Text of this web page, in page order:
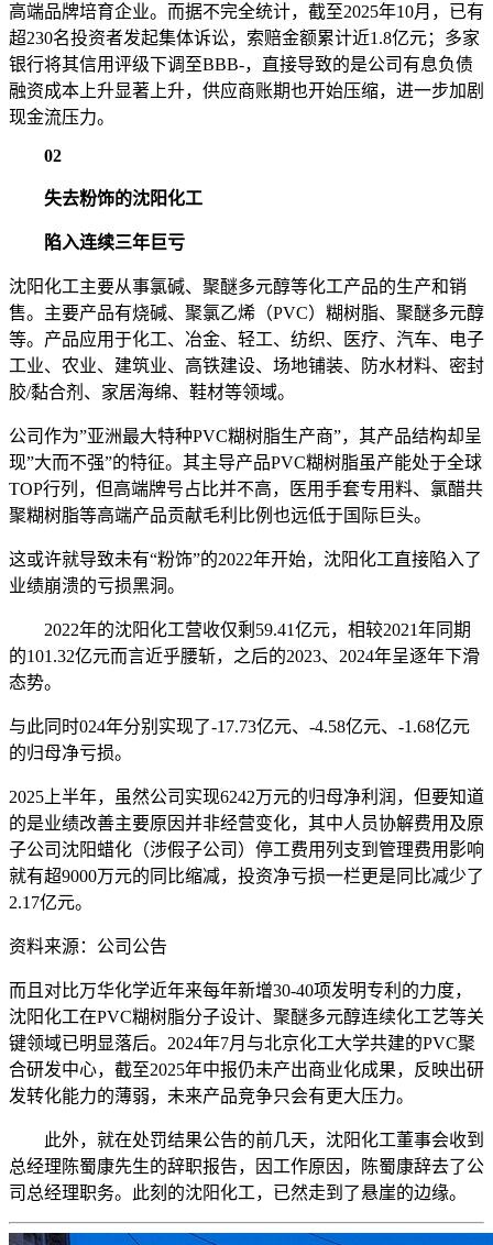
高端品牌培育企业。而据不完全统计，截至2025年10月，已有
超230名投资者发起集体诉讼，索赔金额累计近1.8亿元；多家
银行将其信用评级下调至BBB-，直接导致的是公司有息负债
融资成本上升显著上升，供应商账期也开始压缩，进一步加剧
现金流压力。
02
失去粉饰的沈阳化工
陷入连续三年巨亏
沈阳化工主要从事氯碱、聚醚多元醇等化工产品的生产和销
售。主要产品有烧碱、聚氯乙烯（PVC）糊树脂、聚醚多元醇
等。产品应用于化工、冶金、轻工、纺织、医疗、汽车、电子
工业、农业、建筑业、高铁建设、场地铺装、防水材料、密封
胶/黏合剂、家居海绵、鞋材等领域。
公司作为”亚洲最大特种PVC糊树脂生产商”，其产品结构却呈
现”大而不强”的特征。其主导产品PVC糊树脂虽产能处于全球
TOP行列，但高端牌号占比并不高，医用手套专用料、氯醋共
聚糊树脂等高端产品贡献毛利比例也远低于国际巨头。
这或许就导致未有“粉饰”的2022年开始，沈阳化工直接陷入了
业绩崩溃的亏损黑洞。
2022年的沈阳化工营收仅剩59.41亿元，相较2021年同期
的101.32亿元而言近乎腰斩，之后的2023、2024年呈逐年下滑
态势。
与此同时024年分别实现了-17.73亿元、-4.58亿元、-1.68亿元
的归母净亏损。
2025上半年，虽然公司实现6242万元的归母净利润，但要知道
的是业绩改善主要原因并非经营变化，其中人员协解费用及原
子公司沈阳蜡化（涉假子公司）停工费用列支到管理费用影响
就有超9000万元的同比缩减，投资净亏损一栏更是同比减少了
2.17亿元。
资料来源：公司公告
而且对比万华化学近年来每年新增30-40项发明专利的力度，
沈阳化工在PVC糊树脂分子设计、聚醚多元醇连续化工艺等关
键领域已明显落后。2024年7月与北京化工大学共建的PVC聚
合研发中心，截至2025年中报仍未产出商业化成果，反映出研
发转化能力的薄弱，未来产品竞争只会有更大压力。
此外，就在处罚结果公告的前几天，沈阳化工董事会收到
总经理陈蜀康先生的辞职报告，因工作原因，陈蜀康辞去了公
司总经理职务。此刻的沈阳化工，已然走到了悬崖的边缘。